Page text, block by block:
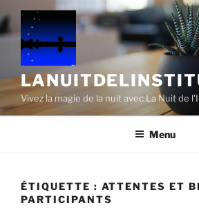
Aller
au
contenu
principal
Vivez la magie de la nuit avec La Nuit de
Menu
ÉTIQUETTE : ATTENTES ET
PARTICIPANTS